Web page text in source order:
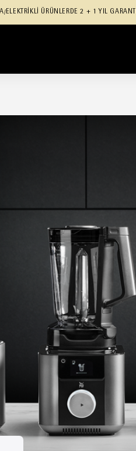
/ELEKTRİKLİ ÜRÜNLERDE 2 + 1 YIL GARANTİ